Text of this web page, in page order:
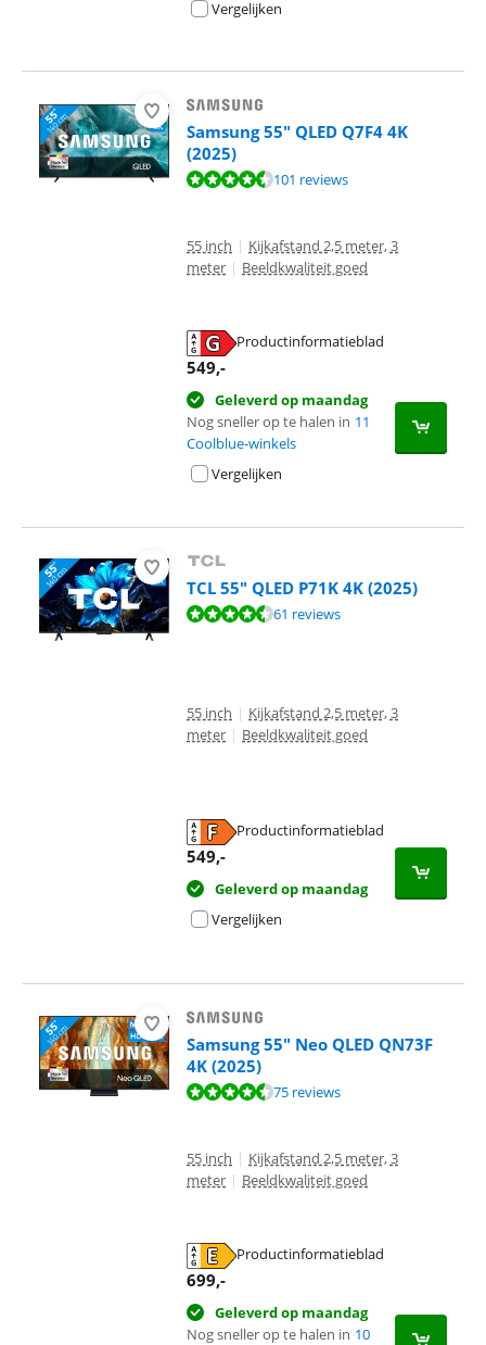
Vergelijken
Samsung 55" QLED Q7F4 4K
(2025)
Beoordeling is 9,0 van de 10, gebaseerd op 101 reviews.
101 reviews
55 inch | Kijkafstand 2,5 meter, 3
meter | Beeldkwaliteit goed
Productinformatieblad
549,-
Geleverd op maandag
Nog sneller op te halen in 11
Coolblue-winkels
Vergelijken
TCL 55" QLED P71K 4K (2025)
Beoordeling is 8,6 van de 10, gebaseerd op 61 reviews.
61 reviews
55 inch | Kijkafstand 2,5 meter, 3
meter | Beeldkwaliteit goed
Productinformatieblad
549,-
Geleverd op maandag
Vergelijken
Samsung 55" Neo QLED QN73F
4K (2025)
Beoordeling is 9,0 van de 10, gebaseerd op 75 reviews.
75 reviews
55 inch | Kijkafstand 2,5 meter, 3
meter | Beeldkwaliteit goed
Productinformatieblad
699,-
Geleverd op maandag
Nog sneller op te halen in 10